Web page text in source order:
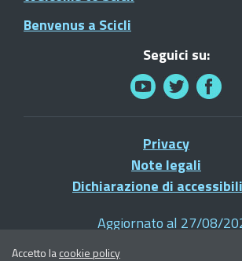
Benvenus a Scicli
Seguici su:
Privacy
Note legali
Dichiarazione di
Aggiornato al 27/08/
© 2021 Comune di Scicli - Tutti i
Accetto lacookie policy